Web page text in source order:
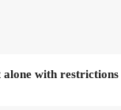
alone with